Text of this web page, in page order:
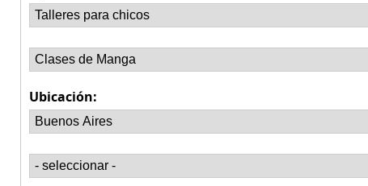
Ubicación: